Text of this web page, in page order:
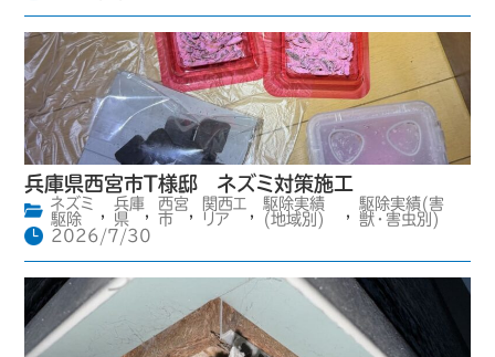
兵庫県西宮市T様邸 ネズミ対策施工
ネズミ
駆除
兵庫
県
,
西宮
市
関西エ
リア
駆除実績
(地域別)
駆除実績(害
獣・害虫別)
2026/7/30